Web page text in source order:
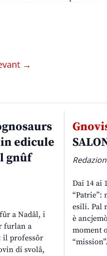
→
edicule
gnûf
a Nadâl, i
furlan a
il professôr
di svolâ,
Redazion
Dai 14 ai
esili. Pal
è
moment